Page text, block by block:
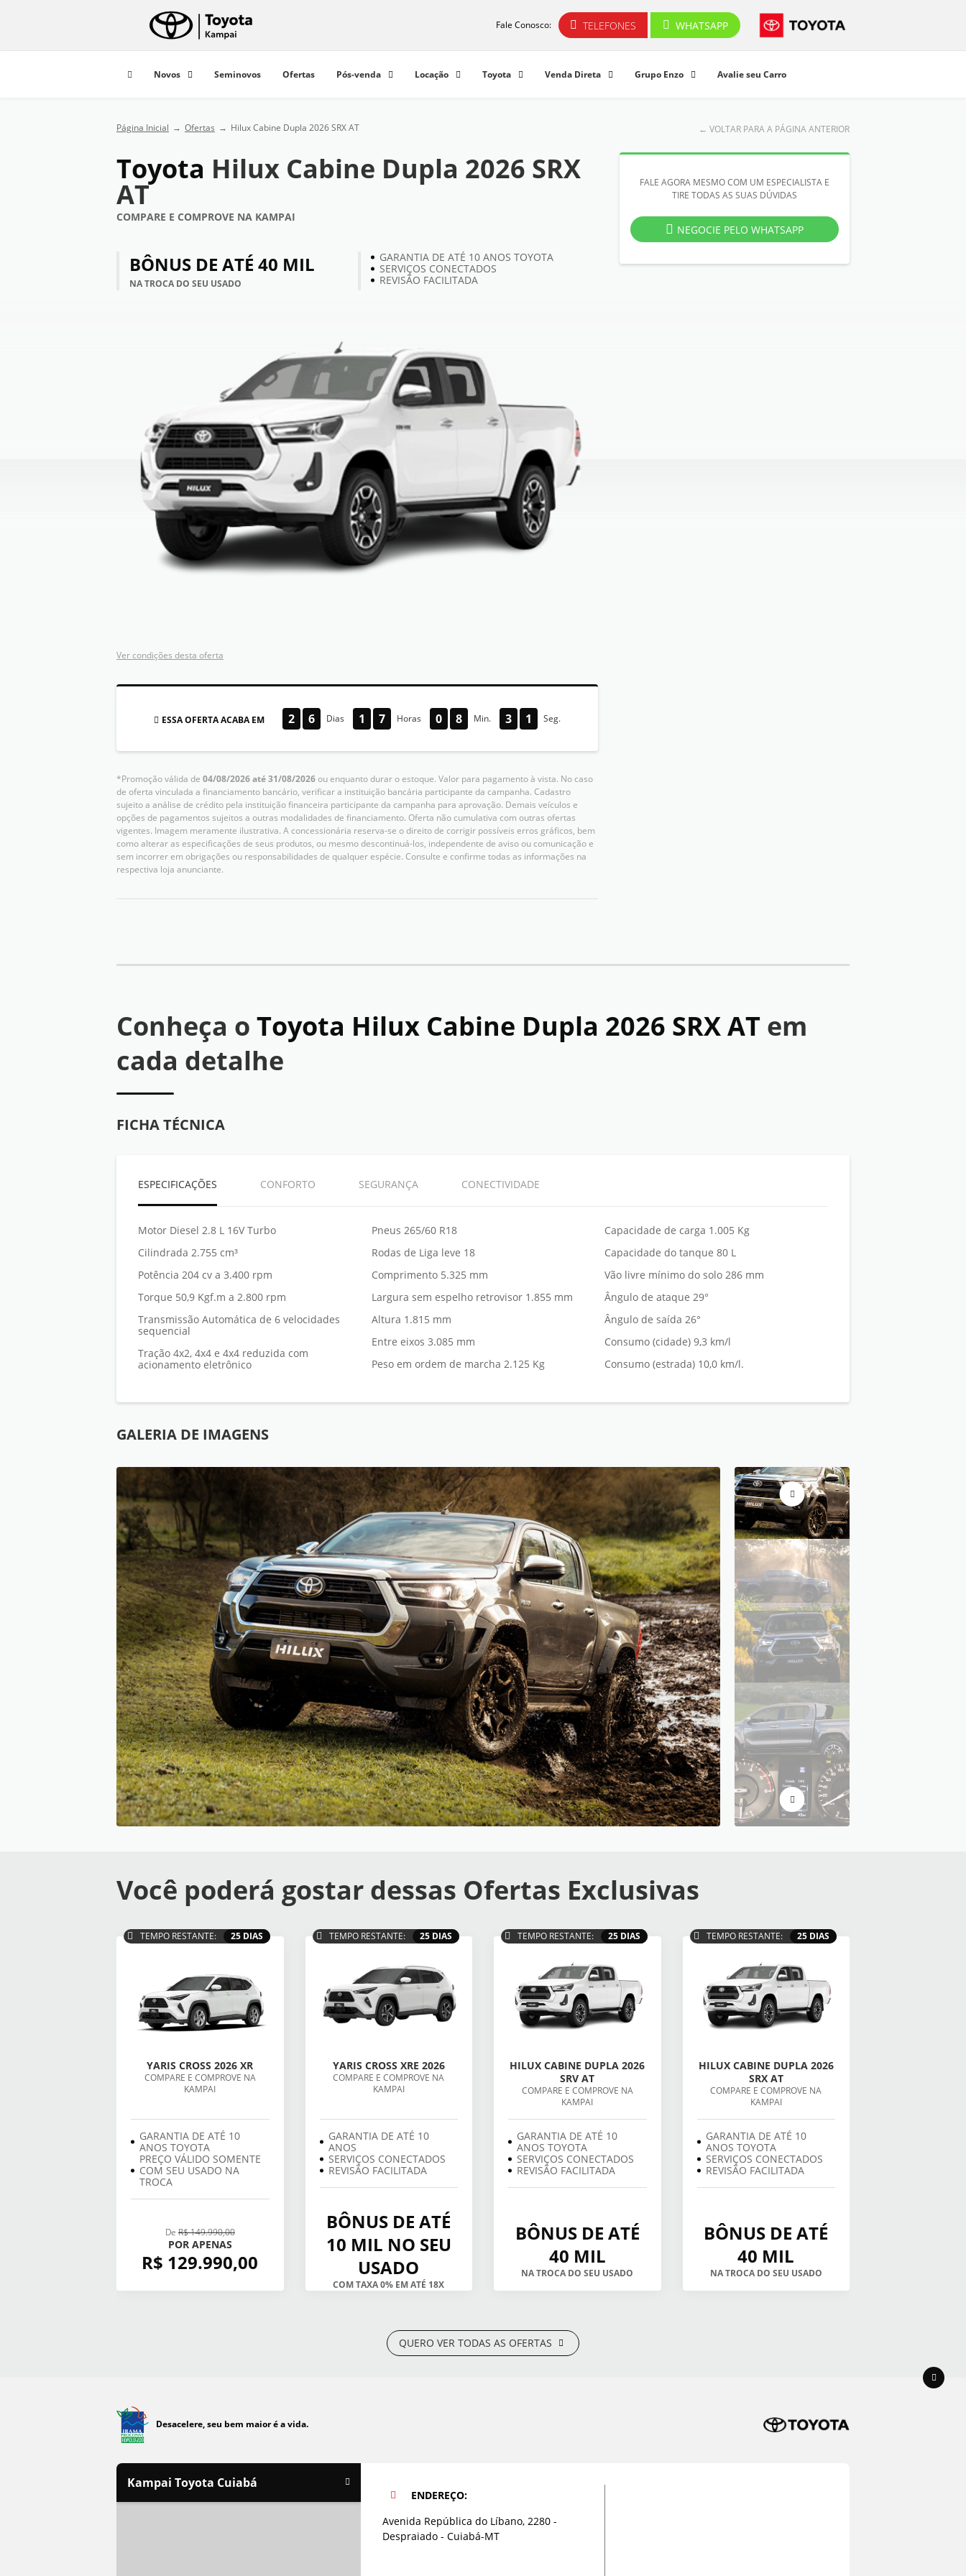
Fale Conosco: TELEFONES WHATSAPP
Novos Seminovos Ofertas Pós-venda Locação Toyota Venda Direta Grupo Enzo Avalie seu Carro
Página Inicial Ofertas Hilux Cabine Dupla 2026 SRX AT ← VOLTAR PARA A PÁGINA ANTERIOR
Toyota Hilux Cabine Dupla 2026 SRX
AT
COMPARE E COMPROVE NA KAMPAI
BÔNUS DE ATÉ 40 MIL
NA TROCA DO SEU USADO
GARANTIA DE ATÉ 10 ANOS TOYOTA
SERVIÇOS CONECTADOS
REVISÃO FACILITADA
Ver condições desta oferta
ESSA OFERTA ACABA EM 2 6 Dias 1 7 Horas 0 8 Min. 3 0 Seg.
*Promoção válida de 04/08/2026 até 31/08/2026ou enquanto durar o estoque. Valor para pagamento à vista. No caso
de oferta vinculada a financiamento bancário, verificar a instituição bancária participante da campanha. Cadastro
sujeito a análise de crédito pela instituição financeira participante da campanha para aprovação. Demais veículos e
opções de pagamentos sujeitos a outras modalidades de financiamento. Oferta não cumulativa com outras ofertas
vigentes. Imagem meramente ilustrativa. A concessionária reserva-se o direito de corrigir possíveis erros gráficos, bem
como alterar as especificações de seus produtos, ou mesmo descontinuá-los, independente de aviso ou comunicação e
sem incorrer em obrigações ou responsabilidades de qualquer espécie. Consulte e confirme todas as informações na
respectiva loja anunciante.
FALE AGORA MESMO COM UM ESPECIALISTA E
TIRE TODAS AS SUAS DÚVIDAS
NEGOCIE PELO WHATSAPP
Conheça o Toyota Hilux Cabine Dupla 2026 SRX AT em
cada detalhe
FICHA TÉCNICA
ESPECIFICAÇÕES CONFORTO SEGURANÇA CONECTIVIDADE
Motor Diesel 2.8 L 16V Turbo
Cilindrada 2.755 cm³
Potência 204 cv a 3.400 rpm
Torque 50,9 Kgf.m a 2.800 rpm
Transmissão Automática de 6 velocidades
sequencial
Tração 4x2, 4x4 e 4x4 reduzida com
acionamento eletrônico
Pneus 265/60 R18
Rodas de Liga leve 18
Comprimento 5.325 mm
Largura sem espelho retrovisor 1.855 mm
Altura 1.815 mm
Entre eixos 3.085 mm
Peso em ordem de marcha 2.125 Kg
Capacidade de carga 1.005 Kg
Capacidade do tanque 80 L
Vão livre mínimo do solo 286 mm
Ângulo de ataque 29°
Ângulo de saída 26°
Consumo (cidade) 9,3 km/l
Consumo (estrada) 10,0 km/l.
GALERIA DE IMAGENS
Você poderá gostar dessas Ofertas Exclusivas
TEMPO RESTANTE: 25 DIAS
YARIS CROSS 2026 XR
COMPARE E COMPROVE NA
KAMPAI
GARANTIA DE ATÉ 10
ANOS TOYOTA
PREÇO VÁLIDO SOMENTE
COM SEU USADO NA
TROCA
DeR$ 149.990,00
POR APENAS
R$ 129.990,00
TEMPO RESTANTE: 25 DIAS
YARIS CROSS XRE 2026
COMPARE E COMPROVE NA
KAMPAI
GARANTIA DE ATÉ 10
ANOS
SERVIÇOS CONECTADOS
REVISÃO FACILITADA
BÔNUS DE ATÉ
10 MIL NO SEU
USADO
COM TAXA 0% EM ATÉ 18X
TEMPO RESTANTE: 25 DIAS
HILUX CABINE DUPLA 2026
SRV AT
COMPARE E COMPROVE NA
KAMPAI
GARANTIA DE ATÉ 10
ANOS TOYOTA
SERVIÇOS CONECTADOS
REVISÃO FACILITADA
BÔNUS DE ATÉ
40 MIL
NA TROCA DO SEU USADO
TEMPO RESTANTE: 25 DIAS
HILUX CABINE DUPLA 2026
SRX AT
COMPARE E COMPROVE NA
KAMPAI
GARANTIA DE ATÉ 10
ANOS TOYOTA
SERVIÇOS CONECTADOS
REVISÃO FACILITADA
BÔNUS DE ATÉ
40 MIL
NA TROCA DO SEU USADO
QUERO VER TODAS AS OFERTAS
Desacelere, seu bem maior é a vida.
Kampai Toyota Cuiabá
ENDEREÇO:
Avenida República do Líbano, 2280 -
Despraiado - Cuiabá-MT